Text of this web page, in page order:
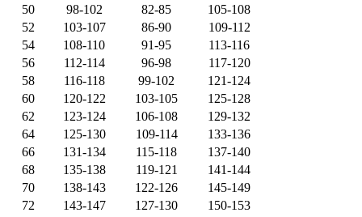
50
98-102 82-85
105-108
52
103-107 86-90
109-112
54
108-110 91-95
113-116
56
112-114 96-98
117-120
58
116-118 99-102
121-124
60
120-122 103-105
125-128
62
123-124 106-108
129-132
64
125-130 109-114
133-136
66
131-134 115-118
137-140
68
135-138 119-121
141-144
70
138-143 122-126
145-149
72
143-147 127-130
150-153